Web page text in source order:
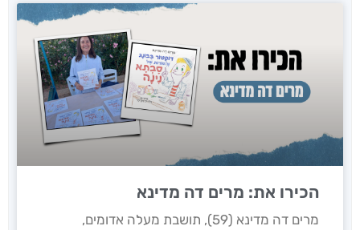
הכירו את: מרים דה מדינא
מרים דה מדינא (59), תושבת מעלה אדומים,